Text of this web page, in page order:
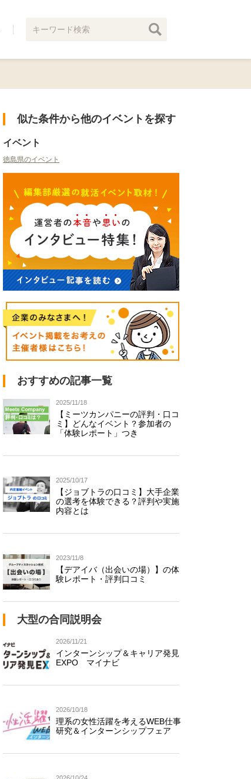
似た条件から他のイベントを探す
イベント
徳島県のイベント
おすすめの記事一覧
2025/11/18
【ミーツカンパニーの評判・口コ
ミ】どんなイベント？参加者の
「体験レポート」つき
2025/10/17
【ジョブトラの口コミ】大手企業
の選考を体験できる？評判や実施
内容とは
2023/11/8
【デアイバ（出会いの場）】の体
験レポート・評判口コミ
大型の合同説明会
2026/11/21
インターンシップ＆キャリア発見
EXPO マイナビ
2026/10/18
理系の女性活躍を考えるWEB仕事
研究＆インターンシップフェア